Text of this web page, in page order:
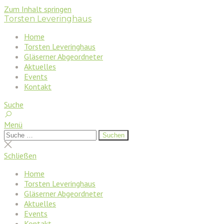
Zum Inhalt springen
Torsten Leveringhaus
Home
Torsten Leveringhaus
Gläserner Abgeordneter
Aktuelles
Events
Kontakt
Suche
Menü
Suchen
nach:
Suchen
Suche
schließen
Schließen
Home
Torsten Leveringhaus
Gläserner Abgeordneter
Aktuelles
Events